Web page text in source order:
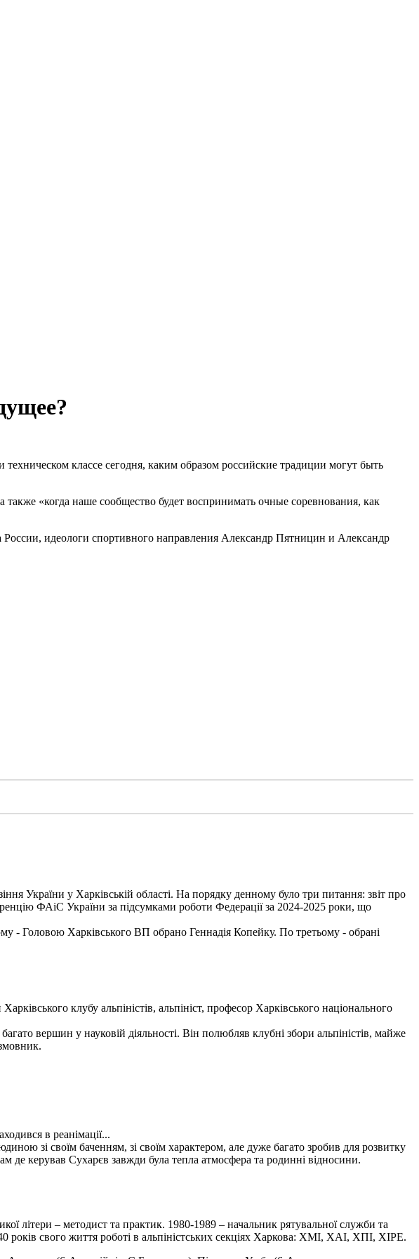
классе сегодня, каким образом российские традиции могут быть
«когда наше сообщество будет воспринимать очные соревнования, как
идеологи спортивного направления Александр Пятницин и Александр
України у Харківській області. На порядку денному було три питання: звіт про
ФАіС України за підсумками роботи Федерації за 2024-2025 роки, що
- Головою Харківського ВП обрано Геннадія Копейку. По третьому - обрані
клубу альпіністів, альпініст, професор Харківського національного
вершин у науковій діяльності. Він полюбляв клубні збори альпіністів, майже
в реанімації...
зі своїм баченням, зі своїм характером, але дуже багато зробив для розвитку
де керував Сухарєв завжди була тепла атмосфера та родинні відносини.
літери – методист та практик. 1980-1989 – начальник рятувальної служби та
свого життя роботі в альпіністських секціях Харкова: ХМІ, ХАІ, ХПІ, ХІРЕ.